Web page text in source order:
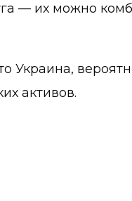
— их можно
активов.